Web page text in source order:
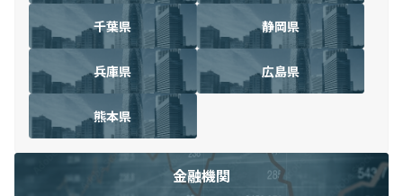
千葉県 静岡県
兵庫県 広島県
熊本県
金融機関